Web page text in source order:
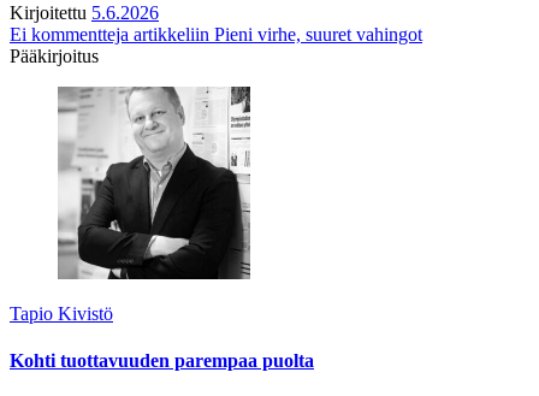
Kirjoitettu 5.6.2026
Ei kommentteja artikkeliin Pieni virhe, suuret vahingot
Pääkirjoitus
Tapio Kivistö
Kohti tuottavuuden parempaa puolta